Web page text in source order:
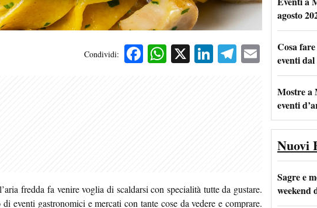
Condividi: Facebook
WhatsApp
X LinkedIn
Telegram
Email
fredda fa venire voglia di scaldarsi con specialità tutte da gustare.
eventi gastronomici e mercati con tante cose da vedere e comprare.
agosto
Cosa
eventi dal
Mostre a
eventi
Nuovi
Sagre e
weekend